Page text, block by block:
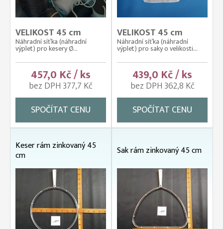
VELIKOST 45 cm
Náhradní síťka (náhradní
výplet) pro kesery Ø...
457,0 Kč / ks
bez DPH 377,7 Kč
SPOČÍTAT CENU
VELIKOST 45 cm
Náhradní síťka (náhradní
výplet) pro saky o velikosti...
439,0 Kč / ks
bez DPH 362,8 Kč
SPOČÍTAT CENU
Keser rám zinkovaný 45
cm Sak rám zinkovaný 45 cm